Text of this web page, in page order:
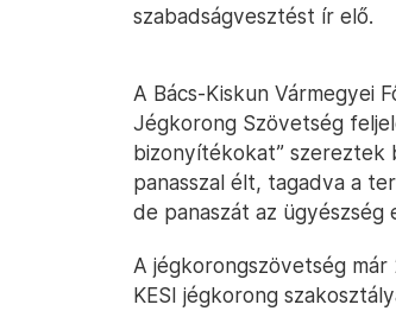
szabadságvesztést ír elő.
A Bács-Kiskun Vármegyei
Jégkorong Szövetség
bizonyítékokat” szereztek
panasszal élt, tagadva a
de panaszát az ügyészség
A jégkorongszövetség
KESI jégkorong